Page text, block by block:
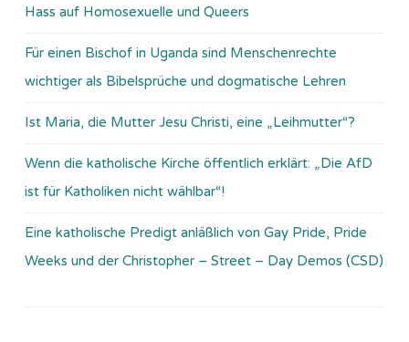
Hass auf Homosexuelle und Queers
Für einen Bischof in Uganda sind Menschenrechte
wichtiger als Bibelsprüche und dogmatische Lehren
Ist Maria, die Mutter Jesu Christi, eine „Leihmutter“?
Wenn die katholische Kirche öffentlich erklärt: „Die AfD
ist für Katholiken nicht wählbar“!
Eine katholische Predigt anläßlich von Gay Pride, Pride
Weeks und der Christopher – Street – Day Demos (CSD)